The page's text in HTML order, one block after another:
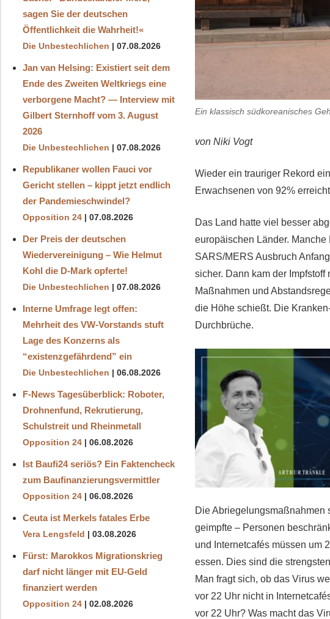
Ein klassisch südkoreanisches
von Niki Vogt
Wieder ein trauriger Rekord
Erwachsenen von 92%
Das Land hatte viel besser
europäischen Länder.
SARS/MERS Ausbruch
sicher. Dann kam der
Maßnahmen und
die Höhe schießt. Die
Durchbrüche.
Die Abriegelungsmaßnahmen
geimpfte – Personen
und Internetcafés müssen um
essen. Dies sind die
Man fragt sich, ob das Virus
vor 22 Uhr nicht in
vor 22 Uhr? Was macht das
sagen Sie der deutschen
Öffentlichkeit die Wahrheit!«
Die Unbestechlichen 07.08.2026
Jan van Helsing: Existiert seit dem
Ende des Zweiten Weltkriegs eine
verborgene Macht? — Interview mit
Gilbert Sternhoff vom 3. August
2026
Die Unbestechlichen 07.08.2026
Republikaner wollen Fauci vor
Gericht stellen – kippt jetzt endlich
der Pandemieschwindel?
Opposition 24 07.08.2026
Der Preis der deutschen
Wiedervereinigung – Wie Helmut
Kohl die D‑Mark opferte!
Die Unbestechlichen 07.08.2026
Interne Umfrage legt offen:
Mehrheit des VW-Vorstands stuft
Lage des Konzerns als
“existenzgefährdend” ein
Die Unbestechlichen 06.08.2026
F-News Tagesüberblick: Roboter,
Drohnenfund, Rekrutierung,
Schulstreit und Rheinmetall
Opposition 24 06.08.2026
Ist Baufi24 seriös? Ein Faktencheck
zum Baufinanzierungsvermittler
Opposition 24 06.08.2026
Ceuta ist Merkels fatales Erbe
Vera Lengsfeld 03.08.2026
Fürst: Marokkos Migrationskrieg
darf nicht länger mit EU-Geld
finanziert werden
Opposition 24 02.08.2026